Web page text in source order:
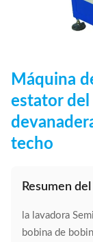
Máquina
estator del
techo
Resumen
la lavadora
bobina de